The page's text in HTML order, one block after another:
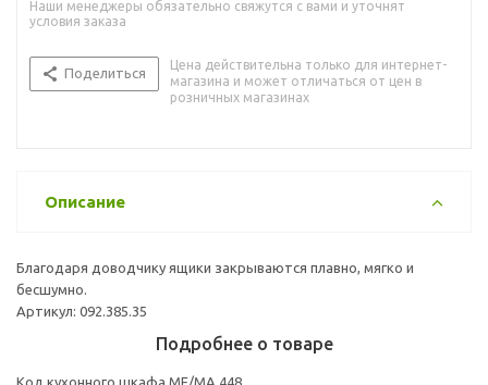
Наши менеджеры обязательно свяжутся с вами и уточнят
условия заказа
Поделиться
Цена действительна только для интернет-
магазина и может отличаться от цен в
розничных магазинах
Описание
Благодаря доводчику ящики закрываются плавно, мягко и
бесшумно.
Артикул: 092.385.35
Подробнее о товаре
Код кухонного шкафа ME/MA 448